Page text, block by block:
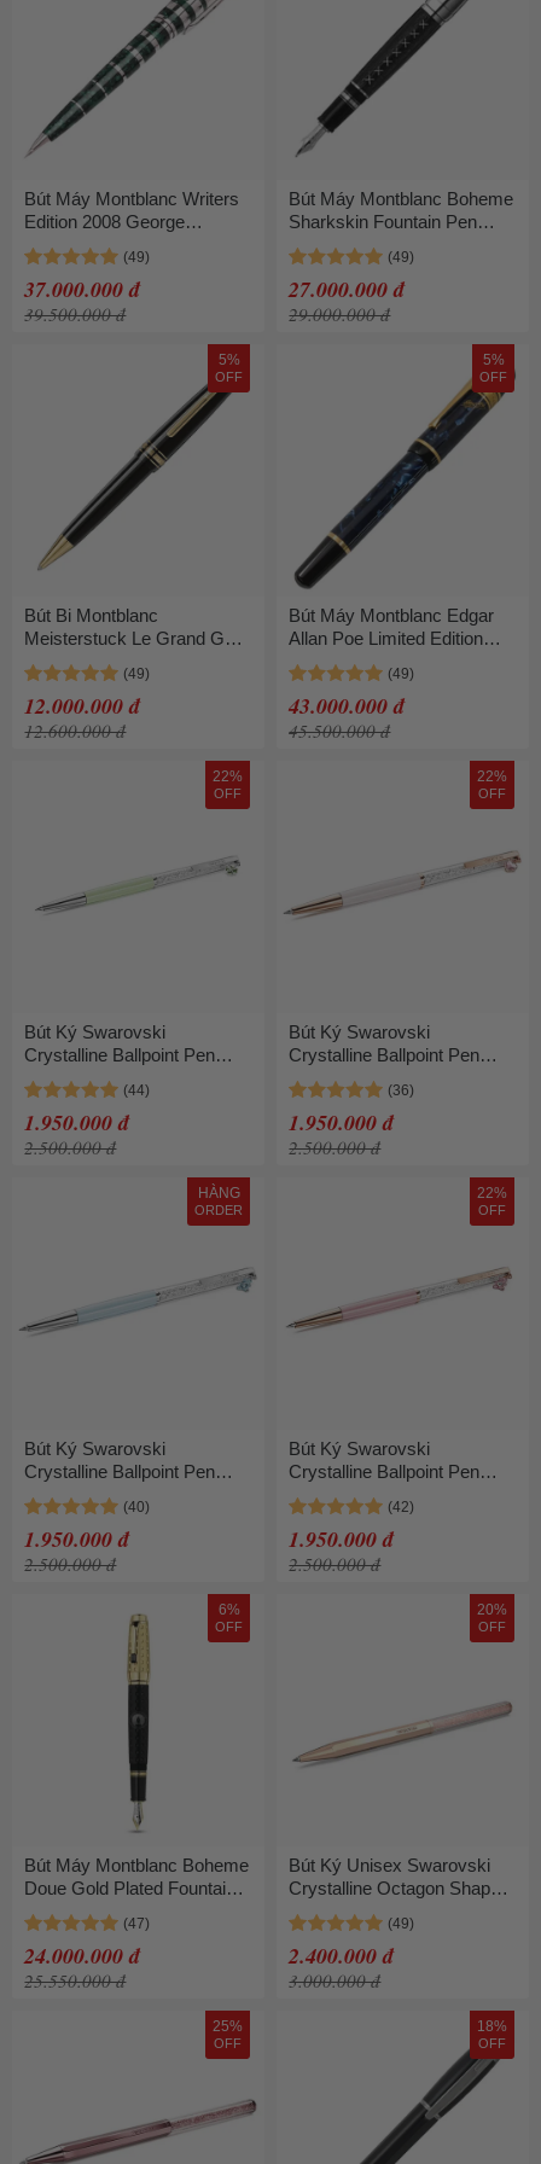
Bút Máy Montblanc Writers
Edition 2008 George
Bernard Shaw Fountain Pen
Màu Xanh Bạc
37.000.000 đ
39.500.000 đ
Bút Máy Montblanc Boheme
Sharkskin Fountain Pen
38252 Màu Đen
27.000.000 đ
29.000.000 đ
5%
OFF
Bút Bi Montblanc
Meisterstuck Le Grand GT
MB10456 Màu Đen
12.000.000 đ
12.600.000 đ
5%
OFF
Bút Máy Montblanc Edgar
Allan Poe Limited Edition
28650 Màu Xanh Đen
43.000.000 đ
45.500.000 đ
22%
OFF
Bút Ký Swarovski
Crystalline Ballpoint Pen
Clover, Green, Green
Lacquered, Chrome Plated
5732973 Màu Xanh Green
1.950.000 đ
2.500.000 đ
22%
OFF
Bút Ký Swarovski
Crystalline Ballpoint Pen
Heart, Pink, Pink Lacquered,
Rose Gold-Tone Plated
5732990 Màu Hồng Nhạt
1.950.000 đ
2.500.000 đ
HÀNG
ORDER
Bút Ký Swarovski
Crystalline Ballpoint Pen
Teddy, Blue, Blue lacquered,
Chrome plated 5732980
Màu Xanh Dương
1.950.000 đ
2.500.000 đ
22%
OFF
Bút Ký Swarovski
Crystalline Ballpoint Pen
Teddy Pink, Pink Lacquered,
Rose Gold-Tone Plated
5744955 Màu Hồng
1.950.000 đ
2.500.000 đ
6%
OFF
Bút Máy Montblanc Boheme
Doue Gold Plated Fountain
Pen MB36003 Màu Vàng
Đen
24.000.000 đ
25.550.000 đ
20%
OFF
Bút Ký Unisex Swarovski
Crystalline Octagon Shape
Rose Gold Tone Plated
5654065 Màu Vàng Hồng
2.400.000 đ
3.000.000 đ
25%
OFF
18%
OFF